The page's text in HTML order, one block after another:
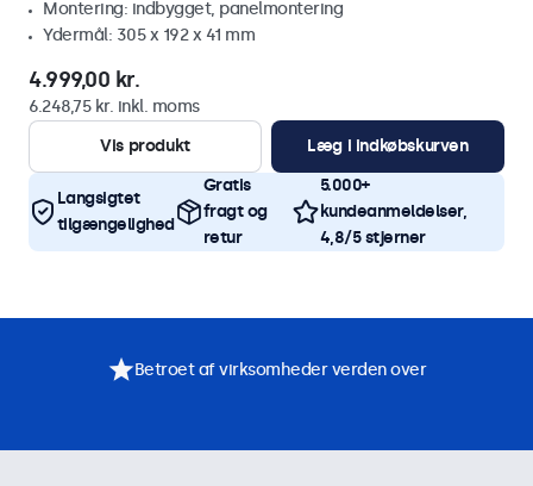
Montering: indbygget, panelmontering
Ydermål: 305 x 192 x 41 mm
4.999,00 kr.
6.248,75 kr. inkl. moms
Vis produkt
Læg i indkøbskurven
Langsigtet
tilgængelighed
Gratis
fragt og
retur
5.000+
kundeanmeldelser,
4,8/5 stjerner
Betroet af virksomheder verden over